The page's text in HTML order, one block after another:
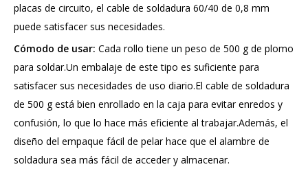
placas de circuito, el cable de soldadura 60/40 de 0,8 mm
puede satisfacer sus necesidades.
Cómodo de usar: Cada rollo tiene un peso de 500 g de plomo
para soldar.Un embalaje de este tipo es suficiente para
satisfacer sus necesidades de uso diario.El cable de soldadura
de 500 g está bien enrollado en la caja para evitar enredos y
confusión, lo que lo hace más eficiente al trabajar.Además, el
diseño del empaque fácil de pelar hace que el alambre de
soldadura sea más fácil de acceder y almacenar.